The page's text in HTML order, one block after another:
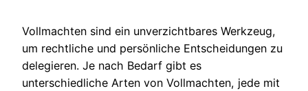
Vollmachten sind ein unverzichtbares Werkzeug,
um rechtliche und persönliche Entscheidungen zu
delegieren. Je nach Bedarf gibt es
unterschiedliche Arten von Vollmachten, jede mit